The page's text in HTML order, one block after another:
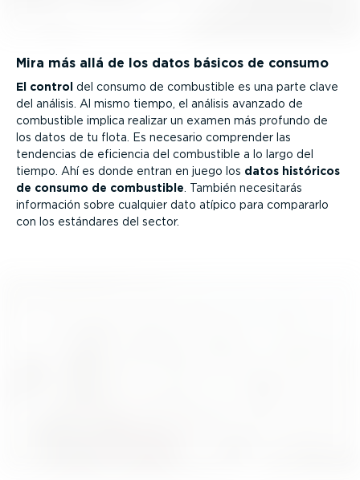
Mira más allá de los datos básicos de consumo
El control
del consumo de combustible es una parte clave
del análisis. Al mismo tiempo, el análisis avanzado de
combustible implica realizar un examen más profundo de
los datos de tu flota. Es necesario comprender las
tendencias de eficiencia del combustible a lo largo del
tiempo. Ahí es donde entran en juego los datos históricos
de consumo de combustible . También necesitarás
información sobre cualquier dato atípico para compararlo
con los estándares del sector.